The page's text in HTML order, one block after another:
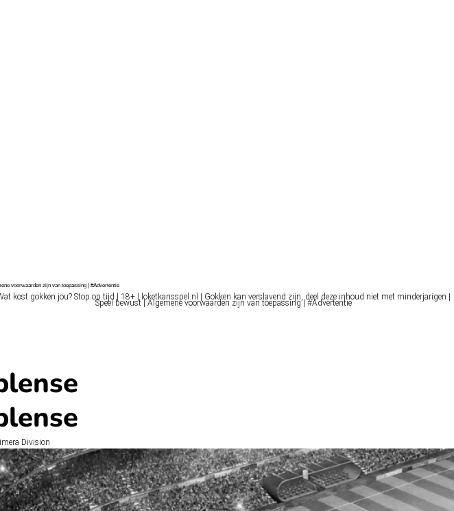
voorwaarden zijn van toepassing | #Advertentie
kost gokken jou? Stop op tijd | 18+ | loketkansspel.nl | Gokken kan verslavend zijn, deel deze inhoud niet met minderjarigen |
Speel bewust | Algemene voorwaarden zijn van toepassing | #Advertentie
Division